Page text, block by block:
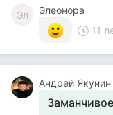
Эл
Элеонора
11
Андрей Якунин